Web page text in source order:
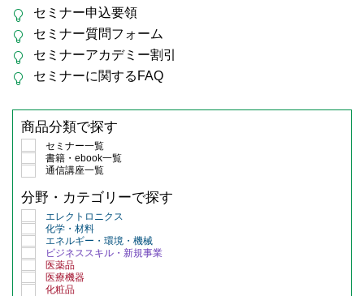
セミナー申込要領
セミナー質問フォーム
セミナーアカデミー割引
セミナーに関するFAQ
商品分類で探す
セミナー一覧
書籍・ebook一覧
通信講座一覧
分野・カテゴリーで探す
エレクトロニクス
化学・材料
エネルギー・環境・機械
ビジネススキル・新規事業
医薬品
医療機器
化粧品